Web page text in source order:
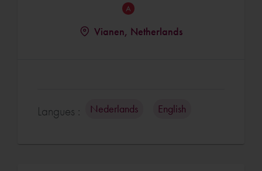
Vianen, Netherlands
Langues : Nederlands English